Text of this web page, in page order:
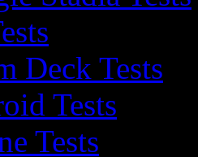
Deck Tests
Tests
Tests